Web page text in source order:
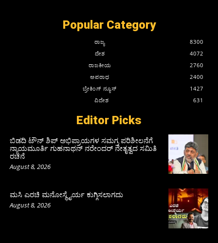
Popular Category
ರಾಜ್ಯ
8300
ದೇಶ
4072
ರಾಜಕೀಯ
2760
ಅಪರಾಧ
2400
ಬ್ರೇಕಿಂಗ್ ನ್ಯೂಸ್
1427
ವಿದೇಶ
631
Editor Picks
ಬಿಡದಿ ಟೌನ್ ಶಿಪ್ ಅಭಿಪ್ರಾಯಗಳ ಸಮಗ್ರ ಪರಿಶೀಲನೆಗೆ
ನ್ಯಾಯಮೂರ್ತಿ ಗುಹನಾಥನ್ ನರೇಂದರ್ ನೇತೃತ್ವದ ಸಮಿತಿ
ರಚನೆ
August 8, 2026
ಮಸಿ ಎರಚಿ ಮನೋಸ್ಥೈರ್ಯ ಕುಗ್ಗಿಸಲಾಗದು
August 8, 2026